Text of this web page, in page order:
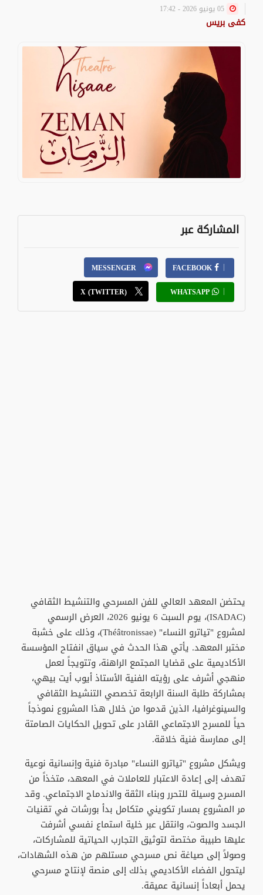
كفى بريس
المشاركة عبر
FACEBOOK
MESSENGER
WHATSAPP
X (TWITTER)
يحتضن المعهد العالي للفن المسرحي والتنشيط الثقافي
(ISADAC)، يوم السبت 6 يونيو 2026، العرض الرسمي
لمشروع "تياترو النساء" (Théâtronissae)، وذلك على خشبة
مختبر المعهد. يأتي هذا الحدث في سياق انفتاح المؤسسة
الأكاديمية على قضايا المجتمع الراهنة، وتتويجاً لعمل
منهجي أشرف على رؤيته الفنية الأستاذ أيوب أيت بيهي،
بمشاركة طلبة السنة الرابعة تخصصي التنشيط الثقافي
والسينوغرافيا، الذين قدموا من خلال هذا المشروع نموذجاً
حياً للمسرح الاجتماعي القادر على تحويل الحكايات الصامتة
إلى ممارسة فنية خلاقة.
ويشكل مشروع "تياترو النساء" مبادرة فنية وإنسانية نوعية
تهدف إلى إعادة الاعتبار للعاملات في المعهد، متخذاً من
المسرح وسيلة للتحرر وبناء الثقة والاندماج الاجتماعي. وقد
مر المشروع بمسار تكويني متكامل بدأ بورشات في تقنيات
الجسد والصوت، وانتقل عبر خلية استماع نفسي أشرفت
عليها طبيبة مختصة لتوثيق التجارب الحياتية للمشاركات،
وصولاً إلى صياغة نص مسرحي مستلهم من هذه الشهادات،
ليتحول الفضاء الأكاديمي بذلك إلى منصة لإنتاج مسرحي
يحمل أبعاداً إنسانية عميقة.